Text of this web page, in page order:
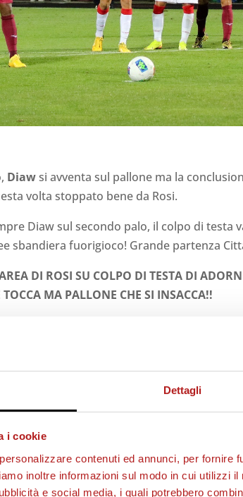
Dettagli
i cookie
contenuti ed annunci, per fornire
inoltre informazioni sul modo in cui utilizzi
e social media, i quali potrebbero
Diawsi avventa sul pallone ma la
volta stoppato bene da Rosi.
Diaw sul secondo palo, il colpo di testa
sbandiera fuorigioco! Grande partenza
DI ROSI SU COLPO DI TESTA DI
MA PALLONE CHE SI INSACCA!!
che però si termina sopra la
tu col portiere granata ma non si passa!
area ma i granata controllano il match.
destro da fuori di Falzerano.